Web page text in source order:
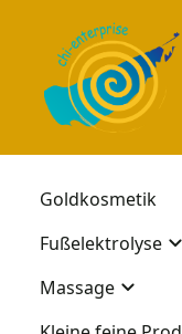
Goldkosmetik
Fußelektrolyse
Massage